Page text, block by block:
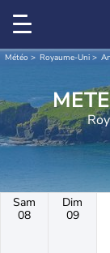
Météo Royaume-Uni
Sam
08
Dim
09